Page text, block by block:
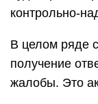
контрольно-
В целом ряде
получение
жалобы. Это